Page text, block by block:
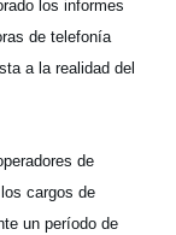
los informes
de telefonía
a la realidad del
de
cargos de
un período de